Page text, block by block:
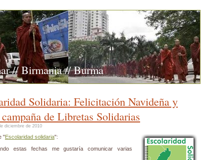
// Birmania // Burma
Solidaria: Felicitación Navideña y
de Libretas Solidarias
diciembre de 2010
"Escolaridad solidaria":
estas fechas me gustaría comunicar varias